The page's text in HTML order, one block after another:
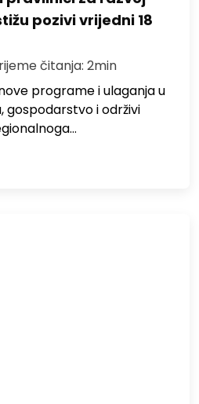
pozivi vrijedni 18
čitanja: 2min
programe i ulaganja u
i održivi